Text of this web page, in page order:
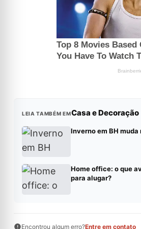
LEIA TAMBÉM EMCasa e Decoração
Inverno em BH
Home office: o que
para alugar?
Encontrou algum erro?Entre em contato